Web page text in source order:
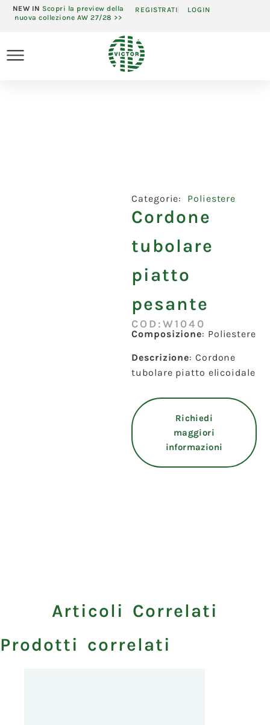
NEW IN Scopri la preview della
nuova collezione AW 27/28 >>
REGISTRATI LOGIN
Categorie: Poliestere
Cordone
tubolare
piatto
pesante
COD:W1040
Composizione: Poliestere
Descrizione: Cordone
tubolare piatto elicoidale
Richiedi
maggiori
informazioni
Articoli Correlati
Prodotti correlati